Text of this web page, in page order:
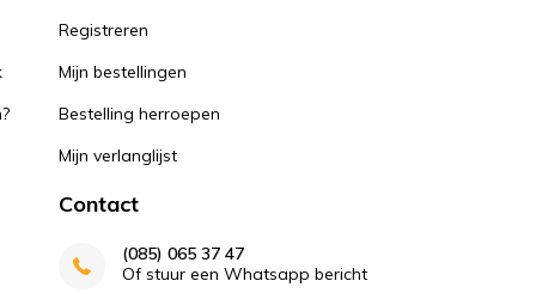
Registreren
Mijn bestellingen
Bestelling herroepen
Mijn verlanglijst
Contact
(085) 065 37 47
Of stuur een Whatsapp bericht